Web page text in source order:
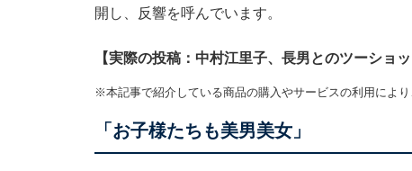
開し、反響を呼んでいます。
【実際の投稿：中村江里子、長男とのツーショッ
※本記事で紹介している商品の購入やサービスの利用によ
「お子様たちも美男美女」